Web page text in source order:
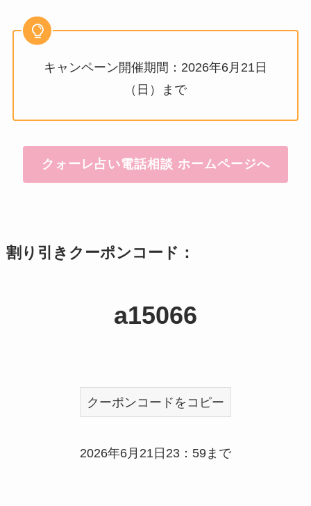
キャンペーン開催期間：2026年6月21日
（日）まで
クォーレ占い電話相談 ホームページへ
割り引きクーポンコード：
a15066
クーポンコードをコピー
2026年6月21日23：59まで